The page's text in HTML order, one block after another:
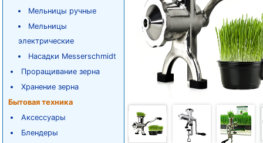
Мельницы ручные
Мельницы
электрические
Насадки Messerschmidt
Проращивание зерна
Хранение зерна
Бытовая техника
Аксессуары
Блендеры